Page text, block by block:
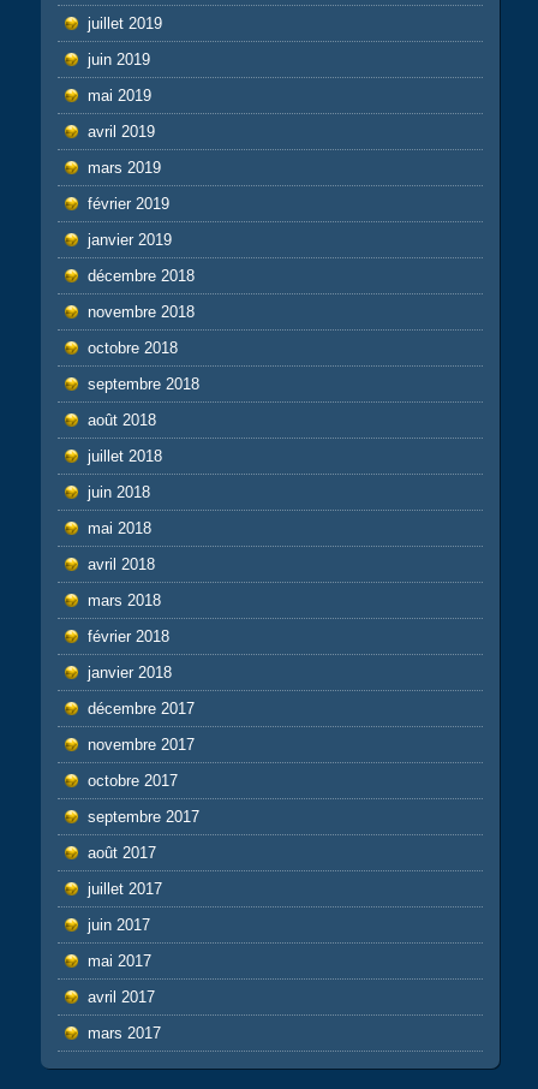
juillet 2019
juin 2019
mai 2019
avril 2019
mars 2019
février 2019
janvier 2019
décembre 2018
novembre 2018
octobre 2018
septembre 2018
août 2018
juillet 2018
juin 2018
mai 2018
avril 2018
mars 2018
février 2018
janvier 2018
décembre 2017
novembre 2017
octobre 2017
septembre 2017
août 2017
juillet 2017
juin 2017
mai 2017
avril 2017
mars 2017